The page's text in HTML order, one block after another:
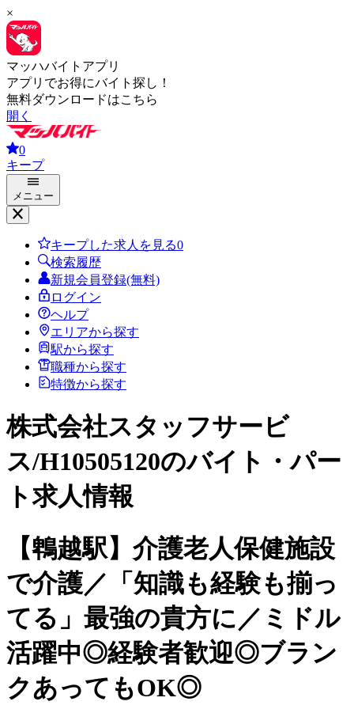
×
マッハバイトアプリ
アプリでお得にバイト探し！
無料ダウンロードはこちら
開く
0
キープ
メニュー
キープした求人を見る0
検索履歴
新規会員登録(無料)
ログイン
ヘルプ
エリアから探す
駅から探す
職種から探す
特徴から探す
株式会社スタッフサービ
ス/H10505120のバイト・パー
ト求人情報
【鵯越駅】介護老人保健施設
で介護／「知識も経験も揃っ
てる」最強の貴方に／ミドル
活躍中◎経験者歓迎◎ブラン
クあってもOK◎